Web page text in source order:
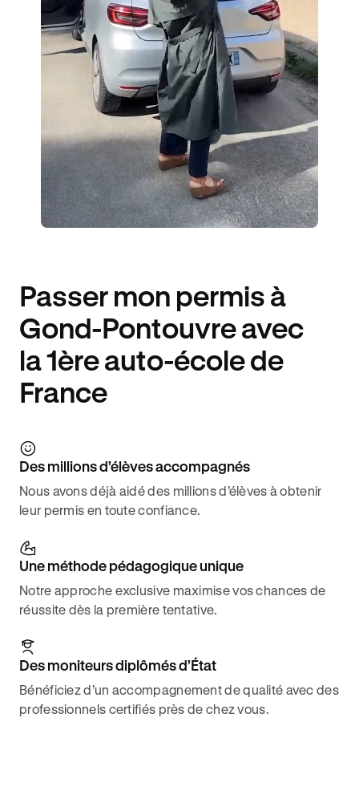
Passer mon permis à
Gond-Pontouvre avec
la 1ère auto-école de
France
Des millions d’élèves accompagnés
Nous avons déjà aidé des millions d’élèves à obtenir
leur permis en toute confiance.
Une méthode pédagogique unique
Notre approche exclusive maximise vos chances de
réussite dès la première tentative.
Des moniteurs diplômés d’État
Bénéficiez d’un accompagnement de qualité avec des
professionnels certifiés près de chez vous.